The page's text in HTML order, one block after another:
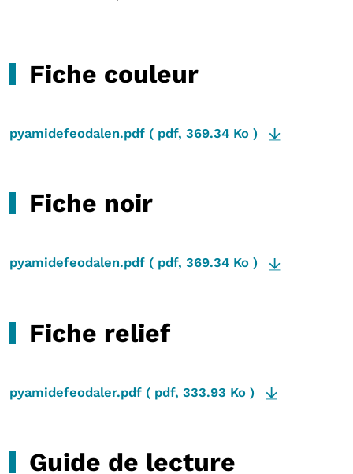
Fiche couleur
pyamidefeodalen.pdf ( pdf, 369.34 Ko )
Fiche noir
pyamidefeodalen.pdf ( pdf, 369.34 Ko )
Fiche relief
pyamidefeodaler.pdf ( pdf, 333.93 Ko )
Guide de lecture